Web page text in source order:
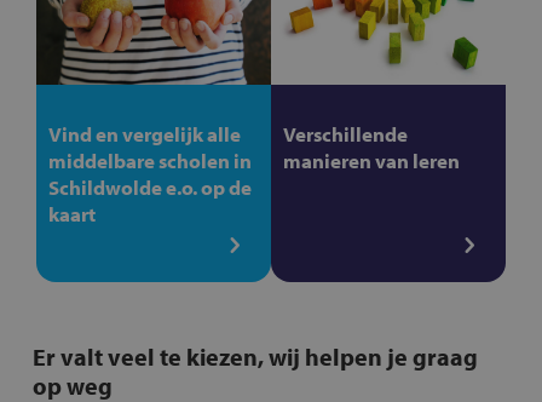
Vind en vergelijk alle
middelbare scholen in
Schildwolde e.o. op de
kaart
Verschillende
manieren van leren
Er valt veel te kiezen, wij helpen je graag
op weg